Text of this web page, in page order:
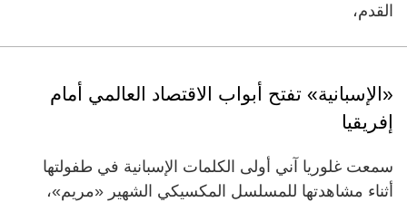
القدم،
«الإسبانية» تفتح أبواب الاقتصاد العالمي أمام
إفريقيا
سمعت غلوريا آني أولى الكلمات الإسبانية في طفولتها
أثناء مشاهدتها للمسلسل المكسيكي الشهير «مريم»،